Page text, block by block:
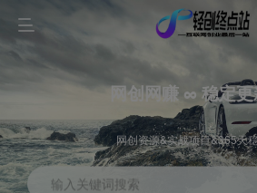
网创网赚 ∞ 稳定
网创资源&实战项目&365天
输入关键词搜索